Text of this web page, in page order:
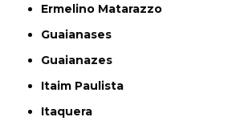
Ermelino Matarazzo
Guaianases
Guaianazes
Itaim Paulista
Itaquera